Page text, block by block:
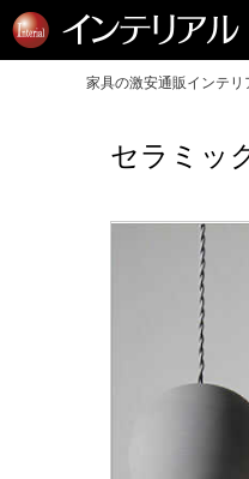
家具の激安通販インテ
セラミッ